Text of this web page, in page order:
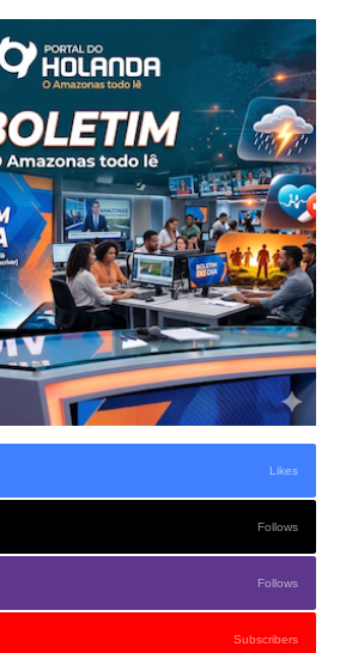
Likes
Follows
Follows
Subscribers